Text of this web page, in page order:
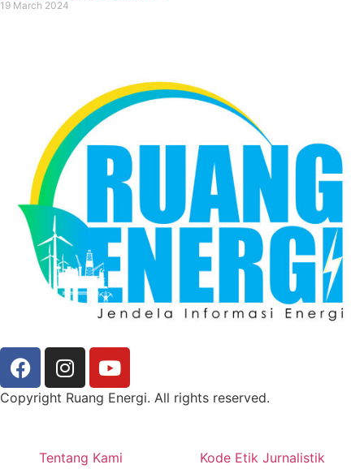
19 March 2024
Copyright Ruang Energi. All rights reserved.
Tentang Kami Kode Etik Jurnalistik